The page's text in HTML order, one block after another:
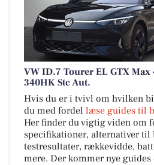
VW ID.7 Tourer EL GTX Max
340HK Stc Aut.
Hvis du er i tvivl om hvilken
du med fordel læse guides til
Her finder du vigtig viden om
specifikationer, alternativer
testresultater, rækkevidde,
mere. Der kommer nye